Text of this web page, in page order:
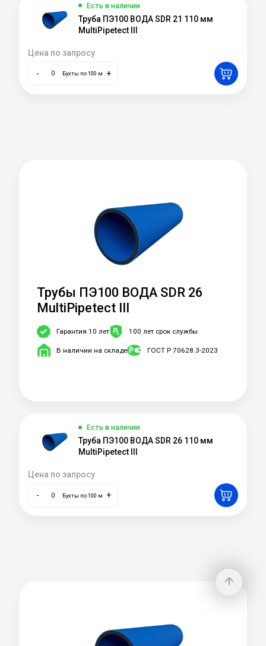
Есть в наличии
Труба ПЭ100 ВОДА SDR 21 110 мм
MultiPipetect III
Цена по запросу
- Бухты по 100 м +
Трубы ПЭ100 ВОДА SDR 26
MultiPipetect III
Гарантия 10 лет 100 лет срок службы
В наличии на складе ГОСТ Р 70628.3-2023
Есть в наличии
Труба ПЭ100 ВОДА SDR 26 110 мм
MultiPipetect III
Цена по запросу
- Бухты по 100 м +